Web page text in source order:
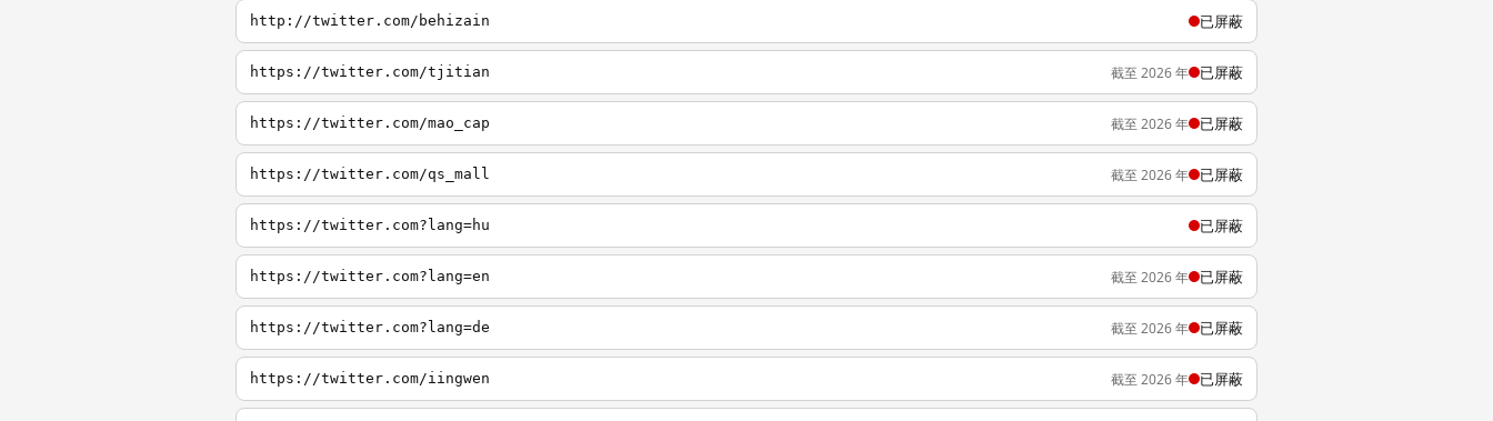
http://twitter.com/behizain 已屏蔽
https://twitter.com/tjitian 截至 2026 年 已屏蔽
https://twitter.com/mao_cap 截至 2026 年 已屏蔽
https://twitter.com/qs_mall 截至 2026 年 已屏蔽
https://twitter.com?lang=hu 已屏蔽
https://twitter.com?lang=en 截至 2026 年 已屏蔽
https://twitter.com?lang=de 截至 2026 年 已屏蔽
https://twitter.com/iingwen 截至 2026 年 已屏蔽